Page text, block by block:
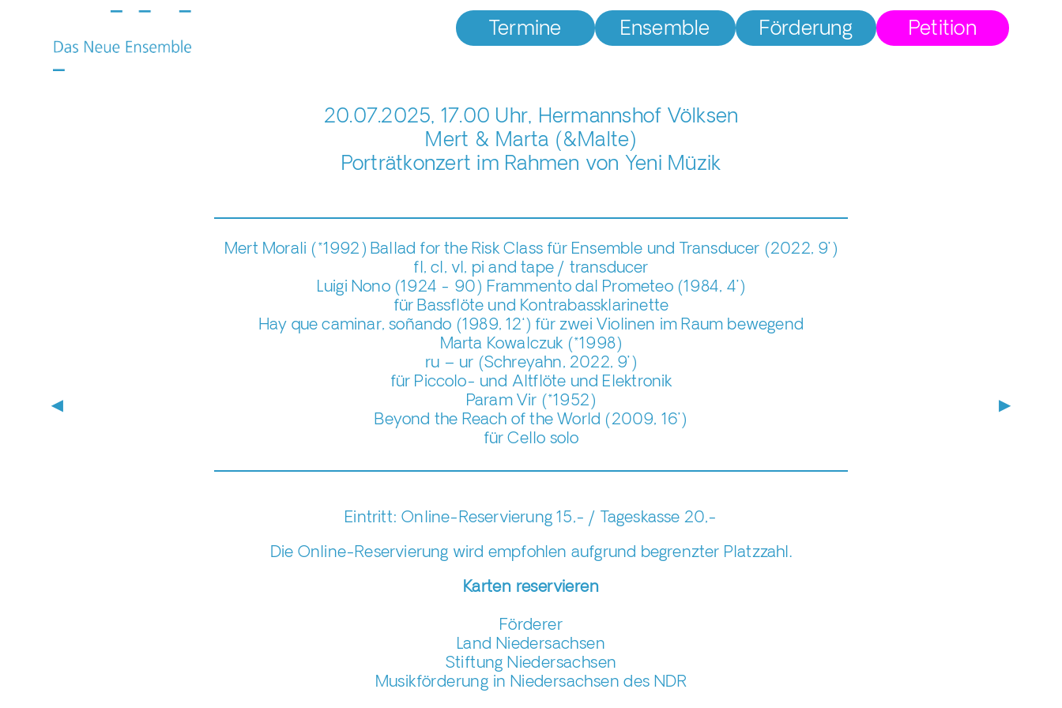
Termine Ensemble Förderung Petition
▶ ▶
20.07.2025, 17.00 Uhr, Hermannshof Völksen
Mert & Marta (&Malte)
Porträtkonzert im Rahmen von Yeni Müzik
Mert Morali (*1992) Ballad for the Risk Class für Ensemble und Transducer (2022, 9’)
fl, cl, vl, pi and tape / transducer
Luigi Nono(1924 - 90) Frammento dal Prometeo (1984, 4’)
für Bassflöte und Kontrabassklarinette
Hay que caminar, soñando (1989, 12‘)​ ​für zwei Violinen im Raum bewegend
Marta Kowalczuk(*1998)
ru – ur (Schreyahn, 2022, 9’)
für Piccolo- und Altflöte und Elektronik
Param Vir (*1952)
Beyond the Reach of the World (2009, 16’)
für Cello solo
Eintritt: Online-Reservierung 15,- / Tageskasse 20,-
Die Online-Reservierung wird empfohlen aufgrund begrenzter Platzzahl.
Karten reservieren
Förderer
Land Niedersachsen
Stiftung Niedersachsen
Musikförderung in Niedersachsen des NDR